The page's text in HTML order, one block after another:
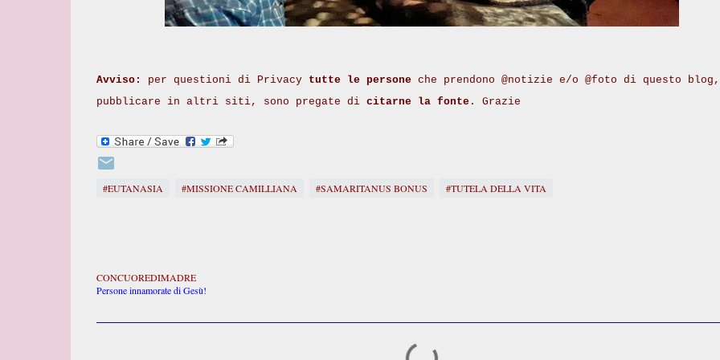
Avviso: per questioni di Privacy tutte le personeche prendono @notizie e/o @foto di questo
pubblicare in altri siti, sono pregate di citarne la fonte. Grazie
#EUTANASIA #MISSIONE CAMILLIANA #SAMARITANUS BONUS #TUTELA DELLA VITA
CONCUOREDIMADRE
Persone innamorate di Gesù!